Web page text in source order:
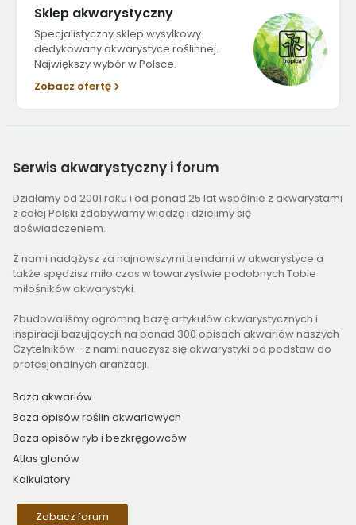
Sklep akwarystyczny
Specjalistyczny sklep wysyłkowy
dedykowany akwarystyce roślinnej.
Największy wybór w Polsce.
Zobacz ofertę
Serwis akwarystyczny i forum
Działamy od 2001 roku i od ponad 25 lat wspólnie z akwarystami
z całej Polski zdobywamy wiedzę i dzielimy się
doświadczeniem.
Z nami nadążysz za najnowszymi trendami w akwarystyce a
także spędzisz miło czas w towarzystwie podobnych Tobie
miłośników akwarystyki.
Zbudowaliśmy ogromną bazę artykułów akwarystycznych i
inspiracji bazujących na ponad 300 opisach akwariów naszych
Czytelników - z nami nauczysz się akwarystyki od podstaw do
profesjonalnych aranżacji.
Baza akwariów
Baza opisów roślin akwariowych
Baza opisów ryb i bezkręgowców
Atlas glonów
Kalkulatory
Zobacz forum